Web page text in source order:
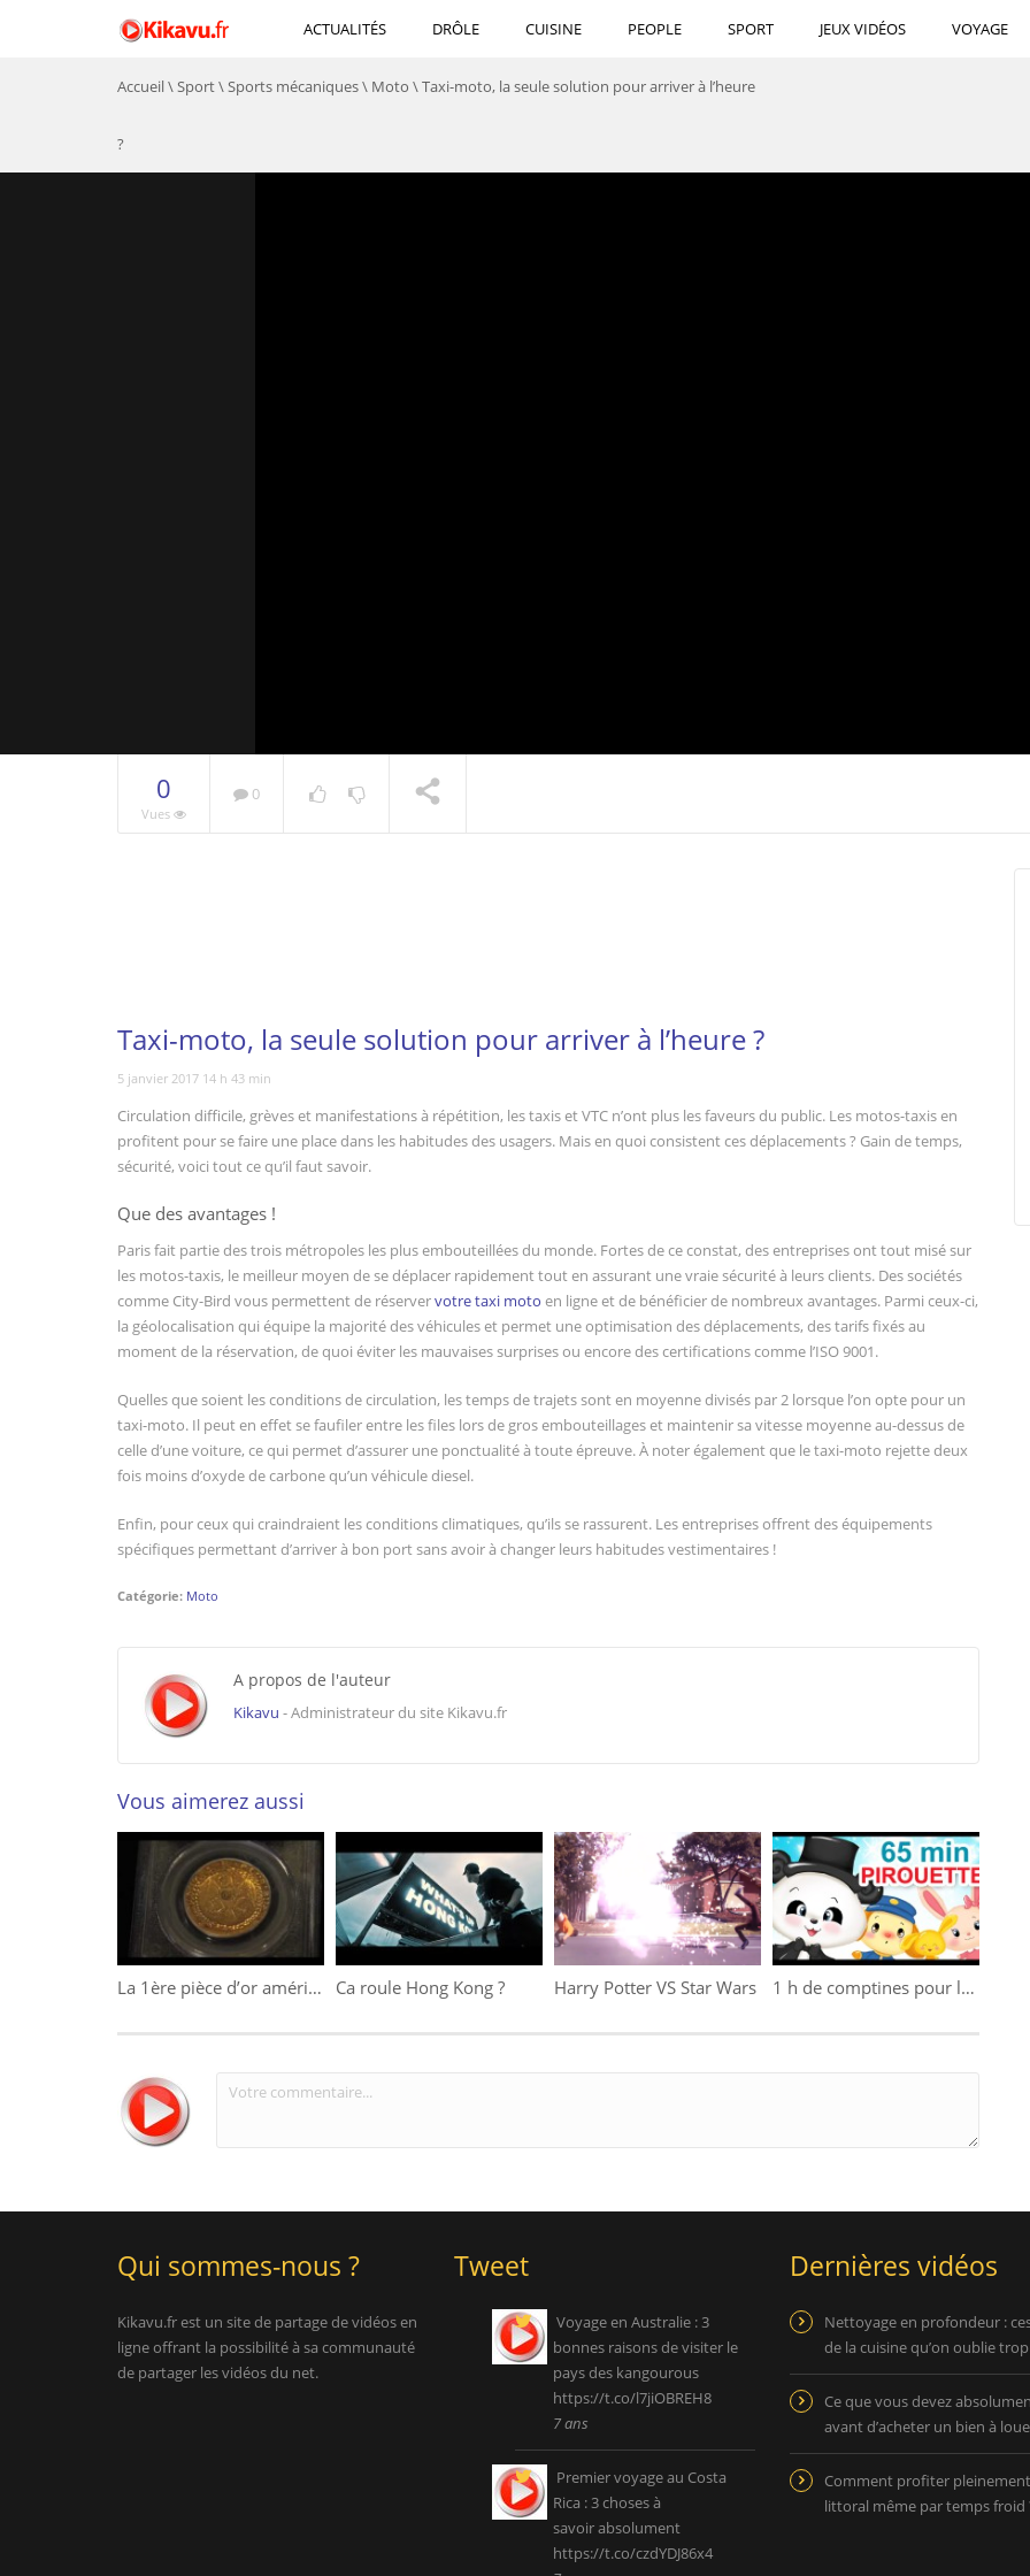
ACTUALITÉS DRÔLE CUISINE PEOPLE SPORT JEUX VIDÉOS VOYAGE
Accueil\Sport\Sports mécaniques\ Moto \Taxi-moto, la seule solution pour arriver à l’heure
?
0
Vues
0
Taxi-moto, la seule solution pour arriver à l’heure ?
5 janvier 2017 14 h 43 min
Circulation difficile, grèves et manifestations à répétition, les taxis et VTC n’ont plus les faveurs du public. Les motos-taxis en
profitent pour se faire une place dans les habitudes des usagers. Mais en quoi consistent ces déplacements ? Gain de temps,
sécurité, voici tout ce qu’il faut savoir.
Que des avantages !
Paris fait partie des trois métropoles les plus embouteillées du monde. Fortes de ce constat, des entreprises ont tout misé sur
les motos-taxis, le meilleur moyen de se déplacer rapidement tout en assurant une vraie sécurité à leurs clients. Des sociétés
comme City-Bird vous permettent de réservervotre taxi moto en ligne et de bénéficier de nombreux avantages. Parmi ceux-ci,
la géolocalisation qui équipe la majorité des véhicules et permet une optimisation des déplacements, des tarifs fixés au
moment de la réservation, de quoi éviter les mauvaises surprises ou encore des certifications comme l’ISO 9001.
Quelles que soient les conditions de circulation, les temps de trajets sont en moyenne divisés par 2 lorsque l’on opte pour un
taxi-moto. Il peut en effet se faufiler entre les files lors de gros embouteillages et maintenir sa vitesse moyenne au-dessus de
celle d’une voiture, ce qui permet d’assurer une ponctualité à toute épreuve. À noter également que le taxi-moto rejette deux
fois moins d’oxyde de carbone qu’un véhicule diesel.
Enfin, pour ceux qui craindraient les conditions climatiques, qu’ils se rassurent. Les entreprises offrent des équipements
spécifiques permettant d’arriver à bon port sans avoir à changer leurs habitudes vestimentaires !
Catégorie: Moto
A propos de l'auteur
Kikavu - Administrateur du site Kikavu.fr
Vous aimerez aussi
La 1ère pièce d’or américaine vendue pour 7 395 000$ Ca roule Hong Kong ? Harry Potter VS Star Wars 1 h de comptines pour les petits
Qui sommes-nous ?
Kikavu.fr est un site de partage de vidéos en
ligne offrant la possibilité à sa communauté
de partager les vidéos du net.
Tweet
Voyage en Australie : 3
bonnes raisons de visiter le
pays des kangourous
https://t.co/l7jiOBREH8
7 ans
Premier voyage au Costa
Rica : 3 choses à
savoir absolument
https://t.co/czdYDJ86x4
Dernières vidéos
Nettoyage en profondeur :
de la cuisine qu’on oublie
Ce que vous devez
avant d’acheter un bien à
Comment profiter
littoral même par temps froid